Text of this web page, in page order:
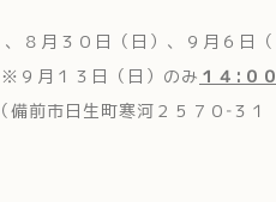
８月３０日（日）、９月６日
月１３日（日）のみ １４:０
市日生町寒河２５７０‐３１